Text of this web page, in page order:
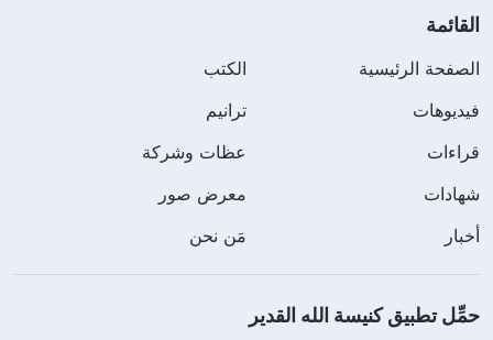
القائمة
الصفحة الرئيسية
الكتب
فيديوهات
ترانيم
قراءات
عظات وشركة
شهادات
معرض صور
أخبار
مَن نحن
حمِّل تطبيق كنيسة الله القدير